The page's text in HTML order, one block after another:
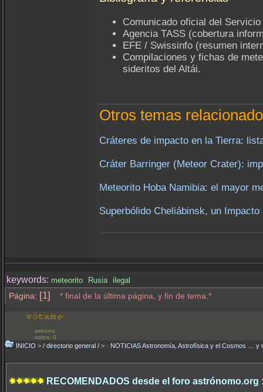
Comunicado oficial del
Agencia TASS (cobertura
EFE / Swissinfo (resumen
Compilaciones y fichas de
sideritos del Altái.
Otros temas
Cráteres de impacto en la Tierra:
Cráter Barringer (Meteor Crater):
Meteorito Hoba Namibia: el mayor
Superbólido Cheliábinsk, un
keywords: meteorito Rusia ilegal
Página: [1] * final de la última página, y fin de tema.*
astrons:
votos: 0
INICIO > / directorio general / > · NOTICIAS Astronomía, Astrofísica y el Cosmos … y
RECOMENDADOS desde el foro astrónomo.org